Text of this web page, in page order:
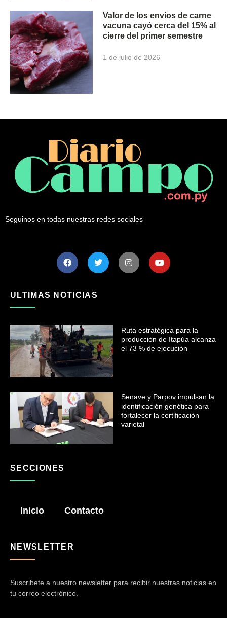
Valor de los envíos de carne
vacuna cayó cerca del 15% al
cierre del primer semestre
1 de julio de 2026
Seguinos en todas nuestras redes sociales
ULTIMAS NOTICIAS
Ruta estratégica para la
producción de Itapúa alcanza
el 73 % de ejecución
Senave y Parpov impulsan la
identificación genética para
fortalecer la certificación
varietal
SECCIONES
Inicio Contacto
NEWSLETTER
Suscribete a nuestro newsletter para recibir nuestras noticias en
tu correo electrónico.